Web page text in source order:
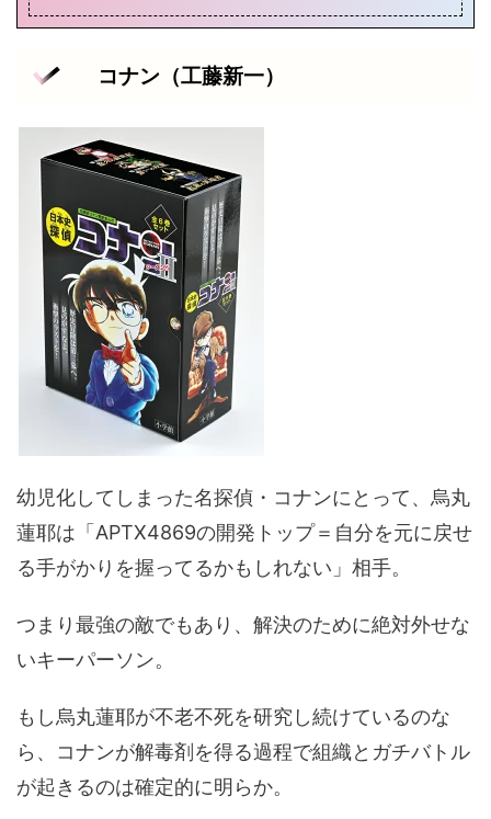
コナン（工藤新一）
幼児化してしまった名探偵・コナンにとって、烏丸
蓮耶は「APTX4869の開発トップ＝自分を元に戻せ
る手がかりを握ってるかもしれない」相手。
つまり最強の敵でもあり、解決のために絶対外せな
いキーパーソン。
もし烏丸蓮耶が不老不死を研究し続けているのな
ら、コナンが解毒剤を得る過程で組織とガチバトル
が起きるのは確定的に明らか。